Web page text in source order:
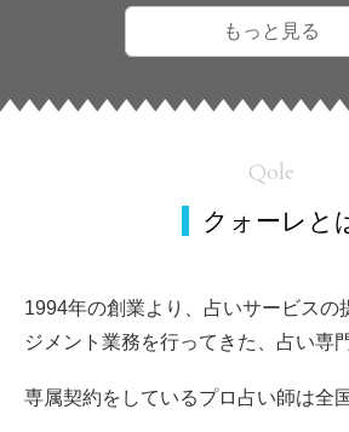
もっと見る
Qole
クォーレと
1994年の創業より、占いサービスの
ジメント業務を行ってきた、占い専
専属契約をしているプロ占い師は全